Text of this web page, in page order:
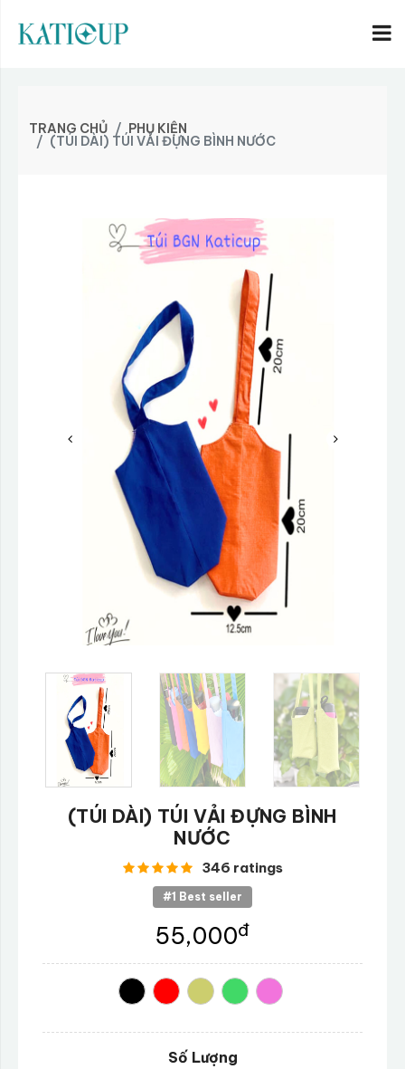
TRANG CHỦ PHỤ KIỆN
(TÚI DÀI) TÚI VẢI ĐỰNG BÌNH NƯỚC
(TÚI DÀI) TÚI VẢI ĐỰNG BÌNH
NƯỚC
346 ratings
#1 Best seller
55,000đ
Số Lượng